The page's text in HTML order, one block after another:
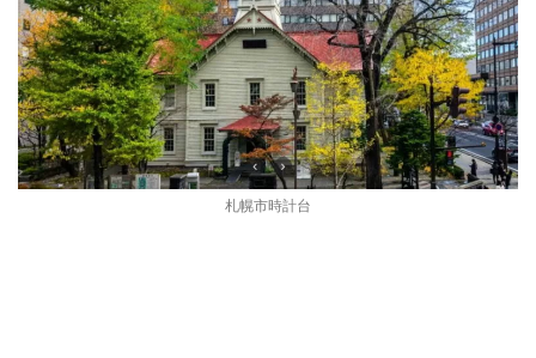
札幌市時計台